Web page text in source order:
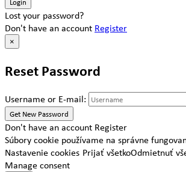
Lost your password?
Don't have an account Register
×
Reset Password
Username or E-mail:
Don't have an account Register
Súbory cookie používame na správne
Nastavenie cookies Prijať všetkoOdmietnuť
Manage consent